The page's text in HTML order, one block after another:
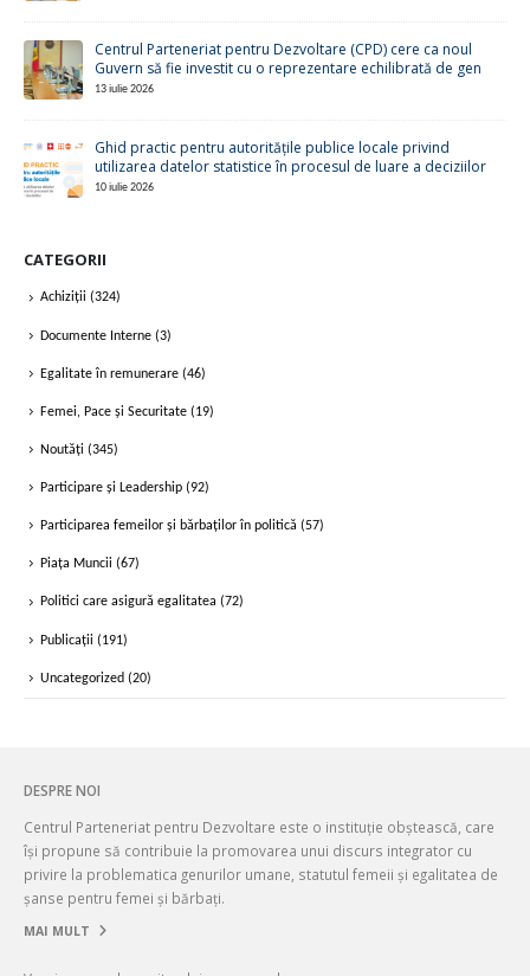
Centrul Parteneriat pentru Dezvoltare (CPD) cere ca noul
Guvern să fie investit cu o reprezentare echilibrată de gen
13 iulie 2026
Ghid practic pentru autoritățile publice locale privind
utilizarea datelor statistice în procesul de luare a deciziilor
10 iulie 2026
CATEGORII
Achiziții (324)
Documente Interne (3)
Egalitate în remunerare (46)
Femei, Pace și Securitate (19)
Noutăți (345)
Participare și Leadership (92)
Participarea femeilor și bărbaților în politică (57)
Piața Muncii (67)
Politici care asigură egalitatea (72)
Publicații (191)
Uncategorized (20)
DESPRE NOI
Centrul Parteneriat pentru Dezvoltare este o instituție obștească, care
își propune să contribuie la promovarea unui discurs integrator cu
privire la problematica genurilor umane, statutul femeii și egalitatea de
șanse pentru femei și bărbați.
MAI MULT